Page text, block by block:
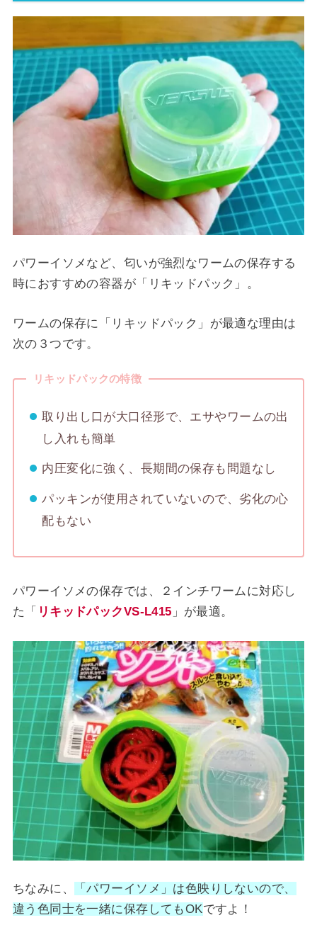
パワーイソメなど、匂いが強烈なワームの保存する
時におすすめの容器が「リキッドパック」。
ワームの保存に「リキッドパック」が最適な理由は
次の３つです。
リキッドパックの特徴
取り出し口が大口径形で、エサやワームの出
し入れも簡単
内圧変化に強く、長期間の保存も問題なし
パッキンが使用されていないので、劣化の心
配もない
パワーイソメの保存では、２インチワームに対応し
た「 リキッドパックVS-L415 」が最適。
ちなみに、
「パワーイソメ」は色映りしないので、
違う色同士を一緒に保存してもOKですよ！